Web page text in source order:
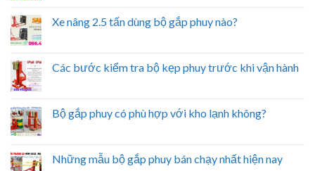
Xe nâng 2.5 tấn dùng bộ gắp phuy nào?
Các bước kiểm tra bộ kẹp phuy trước khi vận hành
Bộ gắp phuy có phù hợp với kho lạnh không?
Những mẫu bộ gắp phuy bán chạy nhất hiện nay